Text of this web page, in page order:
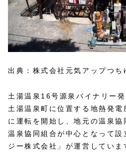
出典：株式会社元気アップつち
土湯温泉16号源泉バイナリー
土湯温泉町に位置する地熱発
に運転を開始し、地元の温泉協
温泉協同組合が中心となって設
ジー株式会社」が運営していま